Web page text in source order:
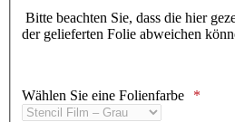
Bitte beachten Sie, dass die hier
der gelieferten Folie abweichen
Wählen Sie eine Folienfarbe